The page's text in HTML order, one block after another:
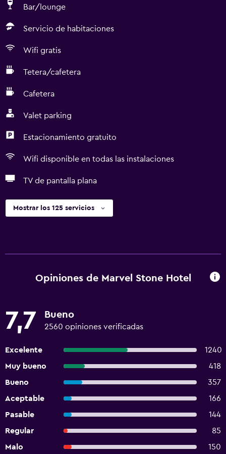
Bar/lounge
Servicio de habitaciones
Wifi gratis
Tetera/cafetera
Cafetera
Valet parking
Estacionamiento gratuito
Wifi disponible en todas las instalaciones
TV de pantalla plana
Mostrar los 125 servicios
Opiniones de Marvel Stone Hotel
7,7 Bueno
2560 opiniones verificadas
Excelente
1240
Muy bueno
418
Bueno
357
Aceptable
166
Pasable
144
Regular
85
Malo
150